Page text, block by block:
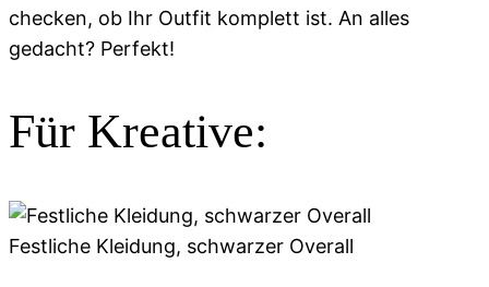
checken, ob Ihr Outfit komplett ist. An alles
gedacht? Perfekt!
Für Kreative:
Festliche Kleidung, schwarzer Overall